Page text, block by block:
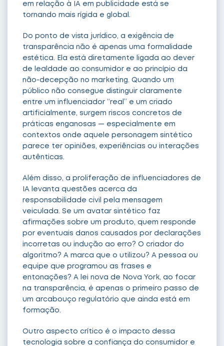
em relação à IA em publicidade está se
tornando mais rígida e global.
Do ponto de vista jurídico, a exigência de
transparência não é apenas uma formalidade
estética. Ela está diretamente ligada ao dever
de lealdade ao consumidor e ao princípio da
não-decepção no marketing. Quando um
público não consegue distinguir claramente
entre um influenciador “real” e um criado
artificialmente, surgem riscos concretos de
práticas enganosas — especialmente em
contextos onde aquele personagem sintético
parece ter opiniões, experiências ou interações
autênticas.
Além disso, a proliferação de influenciadores de
IA levanta questões acerca da
responsabilidade civil pela mensagem
veiculada. Se um avatar sintético faz
afirmações sobre um produto, quem responde
por eventuais danos causados por declarações
incorretas ou indução ao erro? O criador do
algoritmo? A marca que o utilizou? A pessoa ou
equipe que programou as frases e
entonações? A lei nova de Nova York, ao focar
na transparência, é apenas o primeiro passo de
um arcabouço regulatório que ainda está em
formação.
Outro aspecto crítico é o impacto dessa
tecnologia sobre a confiança do consumidor e